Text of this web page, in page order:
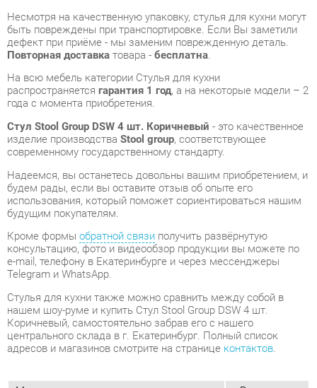
года с момента приобретения.
Стул Stool Group DSW 4 шт. Коричневый- это качественное
изделие производстваStool group, соответствующее
современному государственному стандарту.
Надеемся, вы останетесь довольны вашим приобретением, и
будем рады, если вы оставите отзыв об опыте его
использования, который поможет сориентироваться нашим
будущим покупателям.
Кроме формыобратной связиполучить развёрнутую
консультацию, фото и видеообзор продукции вы можете по
e-mail, телефону в Екатеринбурге и через мессенджеры
Telegram и WhatsApp.
Стулья для кухни также можно сравнить между собой в
нашем шоу-руме и купить Стул Stool Group DSW 4 шт.
центрального склада в г. Екатеринбург. Полный список
адресов и магазинов смотрите на страницеконтактов.
Материал
Pp пластик
Цвет
Коричневый
Высота, мм
815
Ширина, мм
460